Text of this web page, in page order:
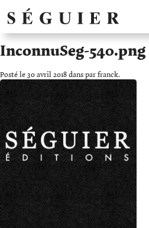
InconnuSeg-540.png
Posté le 30 avril 2018 dans par franck.